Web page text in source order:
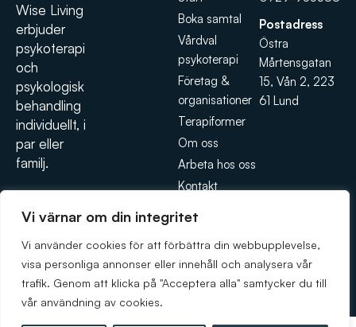
Vi värnar om din integritet
Vi använder cookies för att förbättra din webbupplevelse,
visa personliga annonser eller innehåll och analysera vår
trafik. Genom att klicka på "Acceptera alla" samtycker du till
vår användning av cookies.
Wise Living
erbjuder
psykoterapi
och
psykologisk
behandling
individuellt, i
par eller
familj.
Boka samtal
Vårdval
psykoterapi
Företag &
organisationer
Terapiformer
Om oss
Arbeta hos oss
Kontakt
Postadress
Östra
Mårtensgatan
15, Vån 2, 223
61 Lund
© 2026 Wise Living. Hemsidan är byggd avWeblab